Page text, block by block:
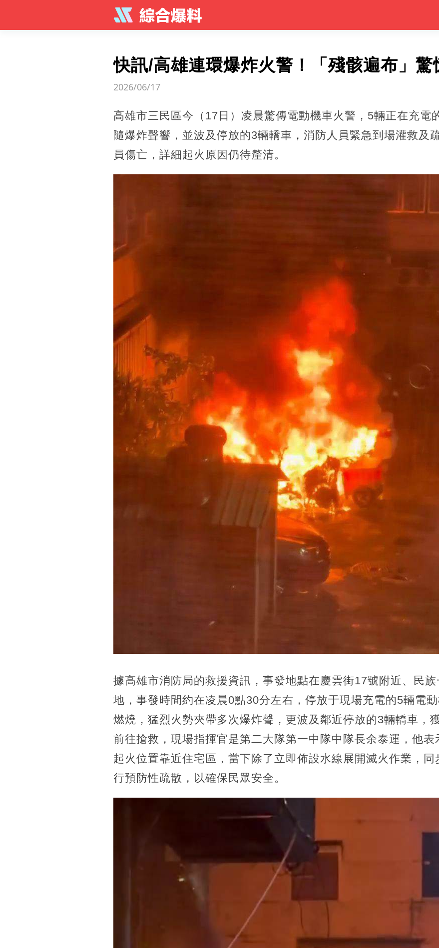
快訊/高雄連環爆炸火警！「殘骸遍布」驚
2026/06/17
高雄市三民區今（17日）凌晨驚傳電動機車火警，5輛正在充電
隨爆炸聲響，並波及停放的3輛轎車，消防人員緊急到場灌救及
員傷亡，詳細起火原因仍待釐清。
據高雄市消防局的救援資訊，事發地點在慶雲街17號附近、民
地，事發時間約在凌晨0點30分左右，停放于現場充電的5輛電
燃燒，猛烈火勢夾帶多次爆炸聲，更波及鄰近停放的3輛轎車，
前往搶救，現場指揮官是第二大隊第一中隊中隊長余泰運，他表
起火位置靠近住宅區，當下除了立即佈設水線展開滅火作業，同
行預防性疏散，以確保民眾安全。